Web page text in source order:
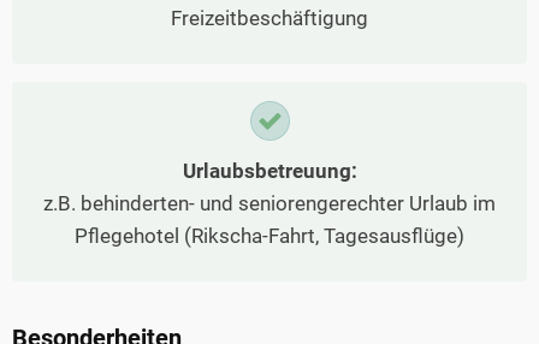
Freizeitbeschäftigung
Urlaubsbetreuung:
z.B. behinderten- und seniorengerechter Urlaub im
Pflegehotel (Rikscha-Fahrt, Tagesausflüge)